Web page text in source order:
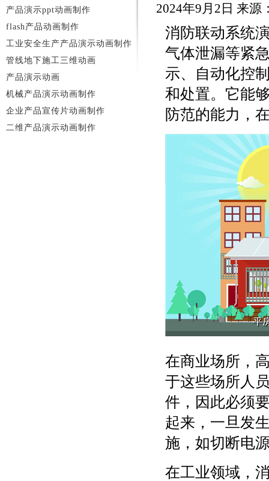
2024年9月2日 来源
消防联动系统
气体泄漏等紧
示、自动化控
和处置。它能
防范的能力，
在商业场所，
于这些场所人
件，因此必须
起来，一旦发
施，如切断电
在工业领域，
产品演示ppt动画制作
flash产品动画制作
工业安全生产产品演示动画制作
管线地下施工三维动画
产品演示动画
机械产品演示动画制作
企业产品宣传片动画制作
二维产品演示动画制作